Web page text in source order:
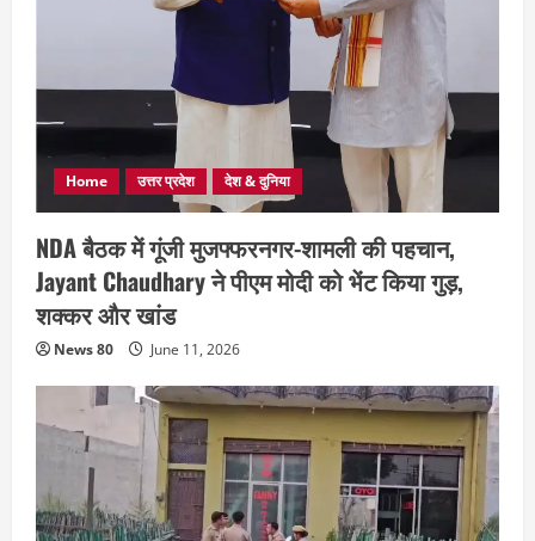
Home उत्तर प्रदेश देश & दुनिया
NDA बैठक में गूंजी मुजफ्फरनगर-शामली की पहचान,
Jayant Chaudhary ने पीएम मोदी को भेंट किया गुड़,
शक्कर और खांड
News 80 June 11, 2026